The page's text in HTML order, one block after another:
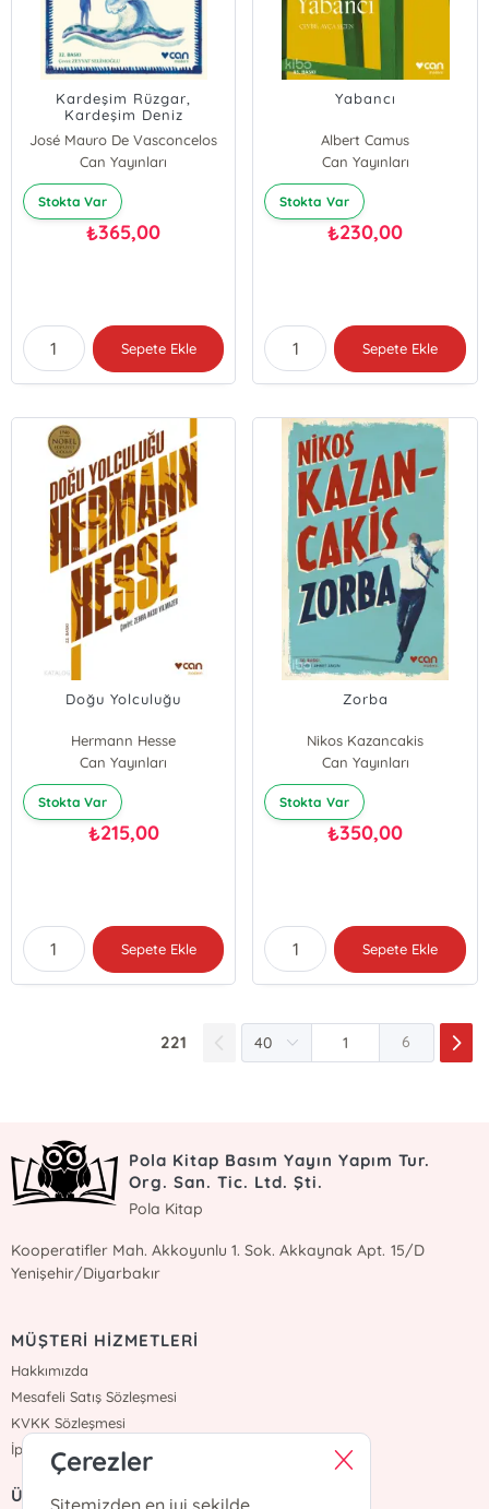
Kardeşim Rüzgar,
Kardeşim Deniz
José Mauro De Vasconcelos
Can Yayınları
Stokta Var
₺365,00
Sepete Ekle
Yabancı
Albert Camus
Can Yayınları
Stokta Var
₺230,00
Sepete Ekle
Doğu Yolculuğu
Hermann Hesse
Can Yayınları
Stokta Var
₺215,00
Sepete Ekle
Zorba
Nikos Kazancakis
Can Yayınları
Stokta Var
₺350,00
Sepete Ekle
221 6
Pola Kitap Basım Yayın Yapım Tur.
Org. San. Tic. Ltd. Şti.
Pola Kitap
Kooperatifler Mah. Akkoyunlu 1. Sok. Akkaynak Apt. 15/D
Yenişehir/Diyarbakır
MÜŞTERİ HİZMETLERİ
Hakkımızda
Mesafeli Satış Sözleşmesi
KVKK Sözleşmesi
İptal İade
ÜYELİK
Çerezler
Sitemizden en iyi şekilde